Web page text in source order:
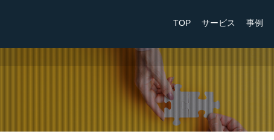
TOP サービス 事例